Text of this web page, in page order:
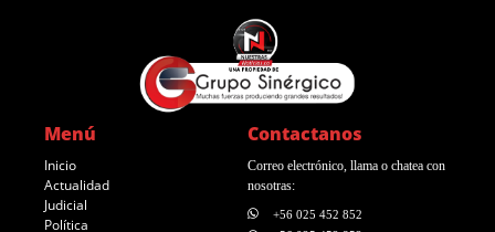
Menú
Inicio
Actualidad
Judicial
Política
Contactanos
Correo electrónico, llama o chatea con
nosotras:
+56 025 452 852